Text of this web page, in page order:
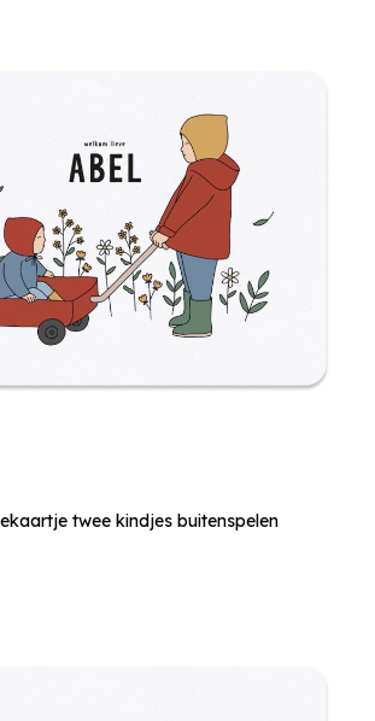
twee kindjes buitenspelen